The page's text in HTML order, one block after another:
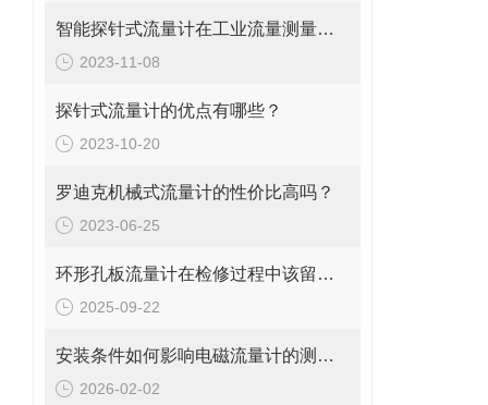
智能探针式流量计在工业流量测量中的应用
2023-11-08
探针式流量计的优点有哪些？
2023-10-20
罗迪克机械式流量计的性价比高吗？
2023-06-25
环形孔板流量计在检修过程中该留意的事项
2025-09-22
安装条件如何影响电磁流量计的测量精度?
2026-02-02